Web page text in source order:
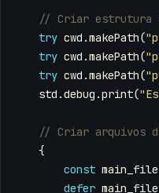
try cwd .makePath(
try cwd .makePath(
try cwd .makePath(
std .debug .print(
{
const main_file
defer main_file